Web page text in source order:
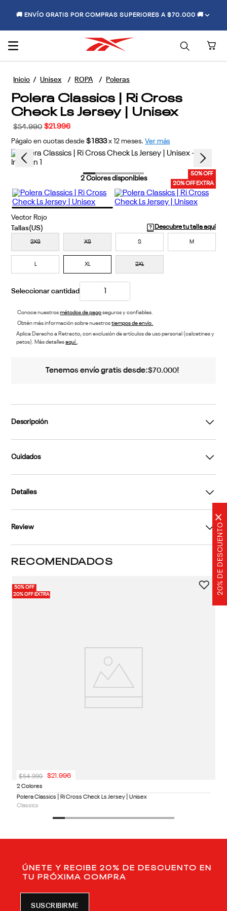
20% DE DESCUENTO
×
🚚 ENVÍO GRATIS POR COMPRAS SUPERIORES A $70.000 🚚
Unisex ROPA Poleras
Polera Classics | Ri Cross
Check Ls Jersey | Unisex
$54.990 $21 .996
Págalo en cuotas desde $1833 x 12 meses. Ver más
50% OFF
20% OFF EXTRA
2Colores disponibles
Vector Rojo
Descubre tu talla aquí
2XS XS S M
L XL 2XL
Conoce nuestrosmétodos de pagoseguros y confiables.
Obtén más información sobre nuestrostiempos de envío.
Aplica Derecho a Retracto, con exclusión de artículos de uso personal (calcetines y
petos). Más detallesaquí..
Tenemos envío gratis desde:$70.000!
Descripción
Cuidados
Detalles
Review
RECOMENDADOS
50% OFF
20% OFF EXTRA
2 Colores
Polera Classics | Ri Cross Check Ls Jersey | Unisex
Classics
$54.990 $21.996
ÚNETE Y RECIBE 20% DE DESCUENTO EN
TU PRÓXIMA COMPRA
SUSCRIBIRME